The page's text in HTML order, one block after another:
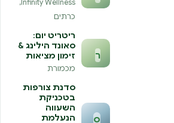
כרתים
ר
ריטריט יום:
סאונד הילינג &
זימון מציאות
מכמורת
ס
סדנת צורפות
בטכניקת
השעווה
הנעלמת